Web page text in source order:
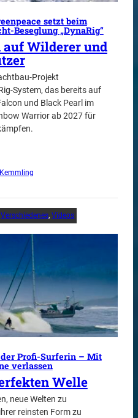
setzt beim
Beseglung „DynaRig“
Wilderer und
Projekt
System, das bereits auf
und Black Pearl im
Warrior ab 2027 für
Verschiedenes, Videos
Profi-Surferin – Mit
verlassen
Welle
neue Welten zu
reinsten Form zu